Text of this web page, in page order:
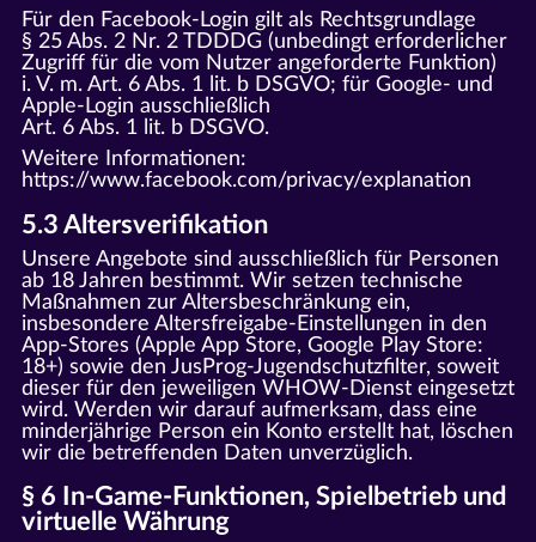
Für den Facebook-Login gilt als Rechtsgrundlage
§ 25 Abs. 2 Nr. 2 TDDDG (unbedingt erforderlicher
Zugriff für die vom Nutzer angeforderte Funktion)
i. V. m. Art. 6 Abs. 1 lit. b DSGVO; für Google- und
Apple-Login ausschließlich
Art. 6 Abs. 1 lit. b DSGVO.
Weitere Informationen:
https://www.facebook.com/privacy/explanation
5.3 Altersverifikation
Unsere Angebote sind ausschließlich für Personen
ab 18 Jahren bestimmt. Wir setzen technische
Maßnahmen zur Altersbeschränkung ein,
insbesondere Altersfreigabe-Einstellungen in den
App-Stores (Apple App Store, Google Play Store:
18+) sowie den JusProg-Jugendschutzfilter, soweit
dieser für den jeweiligen WHOW-Dienst eingesetzt
wird. Werden wir darauf aufmerksam, dass eine
minderjährige Person ein Konto erstellt hat, löschen
wir die betreffenden Daten unverzüglich.
§ 6 In-Game-Funktionen, Spielbetrieb und
virtuelle Währung